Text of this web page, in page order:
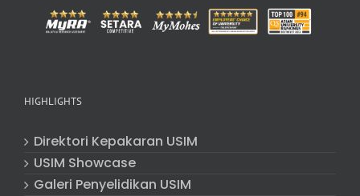
HIGHLIGHTS
Direktori Kepakaran USIM
USIM Showcase
Galeri Penyelidikan USIM